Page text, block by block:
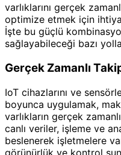
varlıklarını gerçek
optimize etmek için
İşte bu güçlü
sağlayabileceği bazı
Gerçek Zamanlı
IoT cihazlarını ve
boyunca uygulamak,
varlıkların gerçek
canlı veriler, işleme ve
beslenerek işletmelere
görünürlük ve kontrol